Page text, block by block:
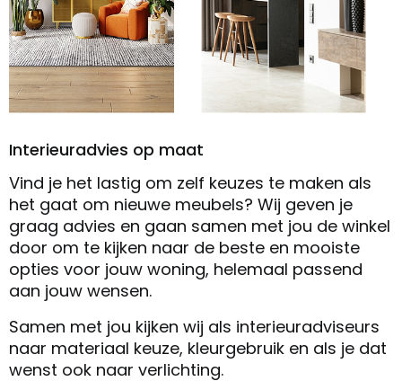
Interieuradvies op maat
Vind je het lastig om zelf keuzes te maken als
het gaat om nieuwe meubels? Wij geven je
graag advies en gaan samen met jou de winkel
door om te kijken naar de beste en mooiste
opties voor jouw woning, helemaal passend
aan jouw wensen.
Samen met jou kijken wij als interieuradviseurs
naar materiaal keuze, kleurgebruik en als je dat
wenst ook naar verlichting.